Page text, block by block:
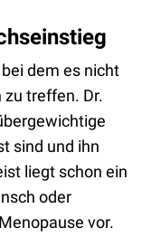
dem es nicht
treffen. Dr.
sind und ihn
liegt schon ein
oder
vor.